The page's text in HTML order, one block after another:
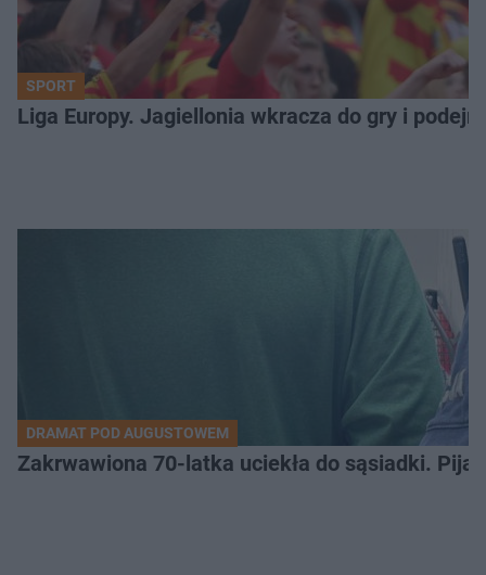
SPORT
Liga Europy. Jagiellonia wkracza do gry i
DRAMAT POD AUGUSTOWEM
Zakrwawiona 70-latka uciekła do sąsiadki.